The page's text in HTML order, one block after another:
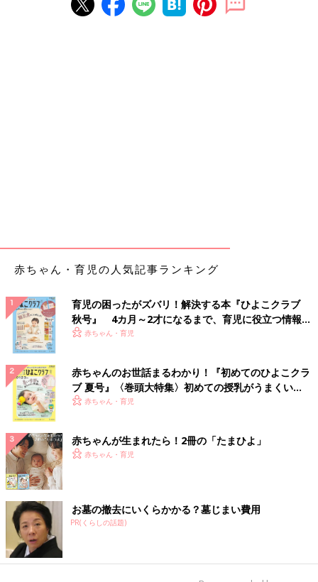
赤ちゃん・育児の人気記事ランキング
育児の困ったがズバリ！解決する本『ひよこクラブ
秋号』 4カ月～2才になるまで、育児に役立つ情報が
いっぱい！
赤ちゃん・育児
赤ちゃんのお世話まるわかり！『初めてのひよこクラ
ブ 夏号』〈巻頭大特集〉初めての授乳がうまくい
く！ おっぱい・ミルクの基本と夏のトラブル 解決テ
赤ちゃん・育児
赤ちゃんが生まれたら！2冊の「たまひよ」
赤ちゃん・育児
お墓の撤去にいくらかかる？墓じまい費用
PR(くらしの話題)